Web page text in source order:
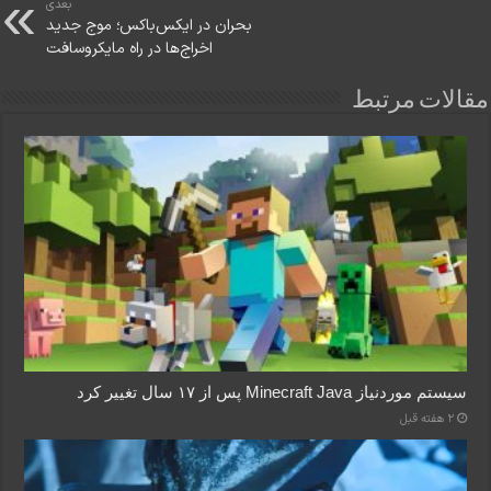
بعدی
بحران در ایکس‌باکس؛ موج جدید
اخراج‌ها در راه مایکروسافت
مقالات مرتبط
سیستم موردنیاز Minecraft Java پس از ۱۷ سال تغییر کرد
2 هفته قبل